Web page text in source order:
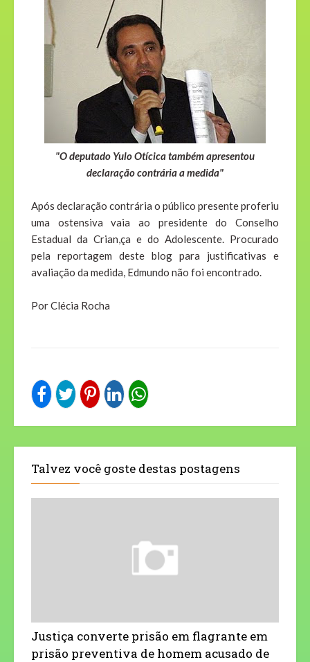
"O deputado Yulo Otícica também apresentou
declaração contrária a medida"
Após declaração contrária o público presente proferiu
uma ostensiva vaia ao presidente do Conselho
Estadual da Crian,ça e do Adolescente. Procurado
pela reportagem deste blog para justificativas e
avaliação da medida, Edmundo não foi encontrado.
Por Clécia Rocha
Talvez você goste destas postagens
Justiça converte prisão em flagrante em
prisão preventiva de homem acusado de